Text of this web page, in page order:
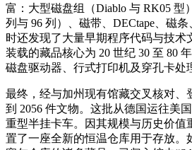
富：大型磁盘组（Diablo 与 RK05 型
列与 96 列）、磁带、DECtape、磁
时还发现了大量早期程序代码与技术
装载的藏品核心为 20 世纪 30 至 80
磁盘驱动器、行式打印机及穿孔卡处
最终，经与加州现有馆藏交叉核对、
到 2056 件文物。这批从德国运往美
重型半挂卡车。因其规模与历史价值
置了一座全新的恒温仓库用于存放。